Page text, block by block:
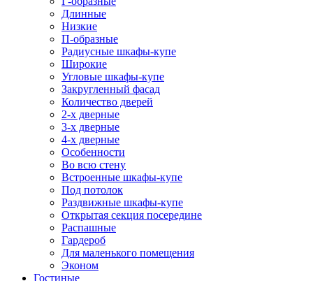
Длинные
Низкие
П-образные
Радиусные шкафы-купе
Широкие
Угловые шкафы-купе
Закругленный фасад
Количество дверей
2-х дверные
3-х дверные
4-х дверные
Особенности
Во всю стену
Встроенные шкафы-купе
Под потолок
Раздвижные шкафы-купе
Открытая секция посередине
Распашные
Гардероб
Для маленького помещения
Эконом
Гостиные